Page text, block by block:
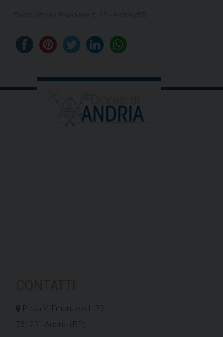
Piazza Vittorio Emanuele II, 23 - Andria (BT)
P.zza V. Emanuele II,23
76123 - Andria (BT)